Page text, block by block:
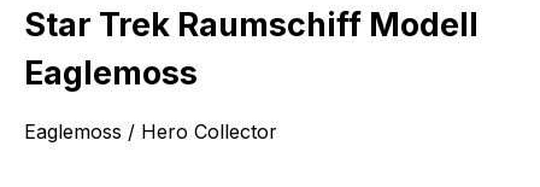
Star Trek Raumschiff Modell
Eaglemoss
Eaglemoss / Hero Collector